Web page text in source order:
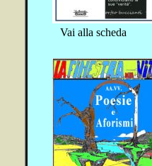
Vai alla scheda